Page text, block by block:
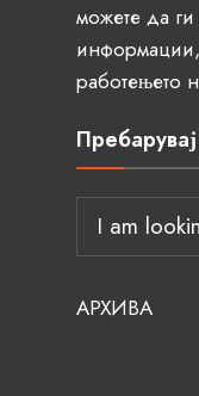
можете да ги
работењето
Пребарувај
АРХИВА